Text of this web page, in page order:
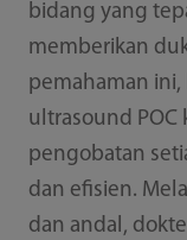
bidang yang
memberikan
pemahaman
ultrasound POC
pengobatan
dan efisien.
dan andal,